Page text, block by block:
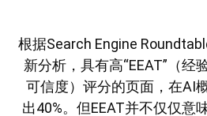
根据Search Engine
新分析，具有高“EEAT”（经
可信度）评分的页面，在AI
出40%。但EEAT并不仅仅意